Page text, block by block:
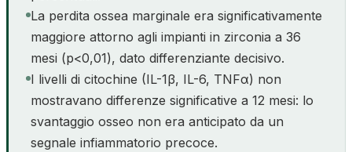
La perdita ossea marginale era significativamente
maggiore attorno agli impianti in zirconia a 36
mesi (p<0,01), dato differenziante decisivo.
I livelli di citochine (IL-1β, IL-6, TNFα) non
mostravano differenze significative a 12 mesi: lo
svantaggio osseo non era anticipato da un
segnale infiammatorio precoce.